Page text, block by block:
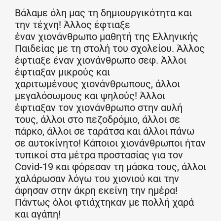
Βάλαμε όλη μας τη δημιουργικότητα και
την τέχνη! Άλλος έφτιαξε
έναν χιονάνθρωπο μαθητή της Ελληνικής
Παιδείας με τη στολή του σχολείου. Άλλος
έφτιαξε έναν χιονάνθρωπο σεφ. Άλλοι
έφτιαξαν μικρούς και
χαριτωμένους χιονάνθρωπους, άλλοι
μεγαλόσωμους και ψηλούς! Άλλοι
έφτιαξαν τον χιονάνθρωπο στην αυλή
τους, άλλοι στο πεζοδρόμιο, άλλοι σε
πάρκο, άλλοι σε ταράτσα και άλλοι πάνω
σε αυτοκίνητο! Κάποιοι χιονάνθρωποι ήταν
τυπικοί στα μέτρα προστασίας για τον
Covid-19 και φόρεσαν τη μάσκα τους, άλλοι
χαλάρωσαν λόγω του χιονιού και την
άφησαν στην άκρη εκείνη την ημέρα!
Πάντως όλοι φτιάχτηκαν με πολλή χαρά
και αγάπη!